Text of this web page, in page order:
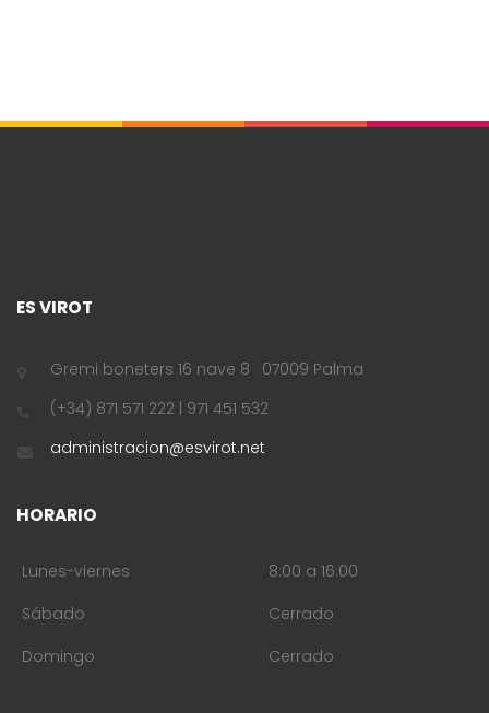
ES VIROT
Gremi boneters 16 nave 8 · 07009 Palma
(+34) 871 571 222 | 971 451 532
administracion@esvirot.net
HORARIO
Lunes-viernes
8:00 a 16:00
Sábado
Cerrado
Domingo
Cerrado